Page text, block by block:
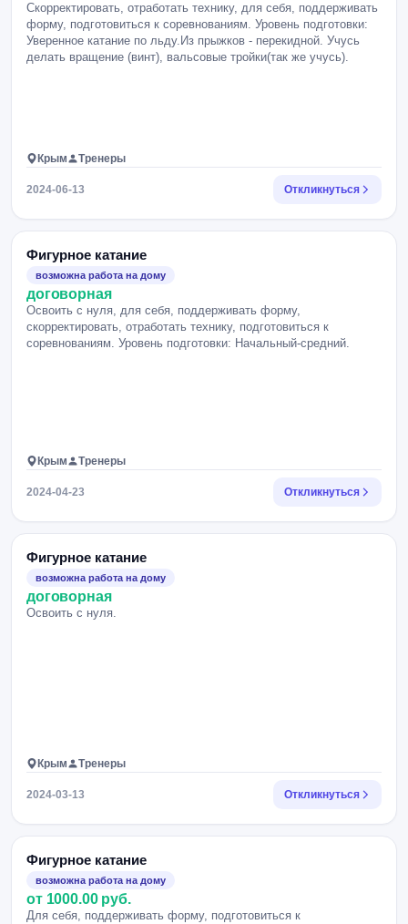
Скорректировать, отработать технику, для себя, поддерживать
форму, подготовиться к соревнованиям. Уровень подготовки:
Уверенное катание по льду.Из прыжков - перекидной. Учусь
делать вращение (винт), вальсовые тройки(так же учусь).
Крым Тренеры
2024-06-13 Откликнуться
Фигурное катание
возможна работа на дому
договорная
Освоить с нуля, для себя, поддерживать форму,
скорректировать, отработать технику, подготовиться к
соревнованиям. Уровень подготовки: Начальный-средний.
Крым Тренеры
2024-04-23 Откликнуться
Фигурное катание
возможна работа на дому
договорная
Освоить с нуля.
Крым Тренеры
2024-03-13 Откликнуться
Фигурное катание
возможна работа на дому
от 1000.00 руб.
Для себя, поддерживать форму, подготовиться к